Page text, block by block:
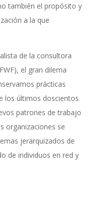
también el propósito y
a la que
de la consultora
el gran dilema
prácticas
los últimos doscientos
patrones de trabajo
organizaciones se
jerarquizados de
de individuos en red y